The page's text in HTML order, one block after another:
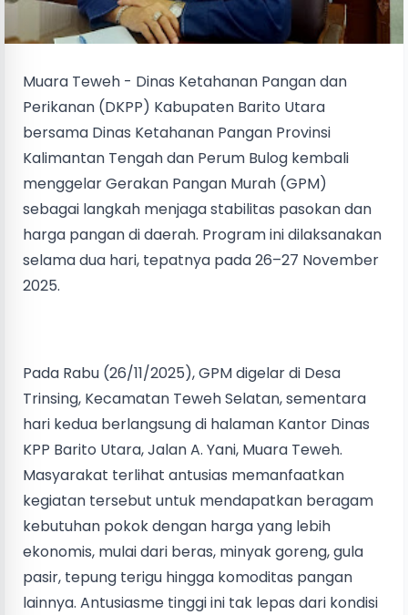
Muara Teweh - Dinas Ketahanan Pangan dan
Perikanan (DKPP) Kabupaten Barito Utara
bersama Dinas Ketahanan Pangan Provinsi
Kalimantan Tengah dan Perum Bulog kembali
menggelar Gerakan Pangan Murah (GPM)
sebagai langkah menjaga stabilitas pasokan dan
harga pangan di daerah. Program ini dilaksanakan
selama dua hari, tepatnya pada 26–27 November
2025.
Pada Rabu (26/11/2025), GPM digelar di Desa
Trinsing, Kecamatan Teweh Selatan, sementara
hari kedua berlangsung di halaman Kantor Dinas
KPP Barito Utara, Jalan A. Yani, Muara Teweh.
Masyarakat terlihat antusias memanfaatkan
kegiatan tersebut untuk mendapatkan beragam
kebutuhan pokok dengan harga yang lebih
ekonomis, mulai dari beras, minyak goreng, gula
pasir, tepung terigu hingga komoditas pangan
lainnya. Antusiasme tinggi ini tak lepas dari kondisi